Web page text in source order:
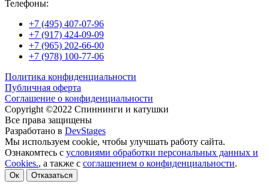
Телефоны:
+7 (495) 407-07-96
+7 (917) 424-09-09
+7 (965) 202-66-00
+7 (978) 100-77-06
Политика конфиденциальности
Публичная оферта
Соглашение о конфиденциальности
Copyright ©2022 Спиннинги и катушки
Все права защищены
Разработано в DevStages
Мы используем cookie, чтобы улучшать работу сайта.
Ознакомтесь с условиями обработки персональных данных и
Cookies., а также с соглашением о конфиденциальности.
Ок Отказаться